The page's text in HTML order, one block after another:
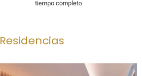
tiempo completo
Residencias